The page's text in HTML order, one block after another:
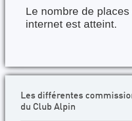
Le nombre de
internet est atteint.
Les différentes
du Club Alpin